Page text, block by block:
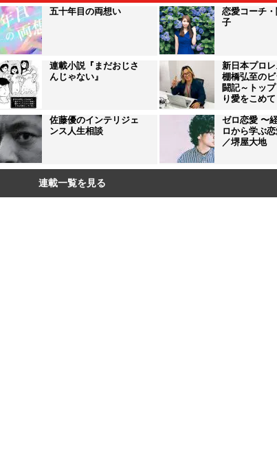
五十年目の両想い
恋愛コーチ
子
連載小説『まだおじさ
んじゃない』
新日本プロレ
棚橋弘至の
闘記～トッ
り愛をこめて
佐藤優のインテリジェ
ンス人生相談
ゼロ恋愛 〜
ロから学ぶ
／堺屋大地
連載一覧を見る